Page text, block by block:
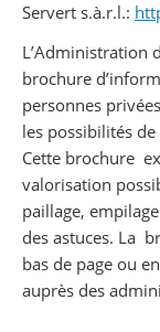
Servert s.à.r.l.:
L’Administration
brochure
personnes
les possibilités
Cette brochure
valorisation
paillage,
des astuces. La
bas de page ou
auprès des